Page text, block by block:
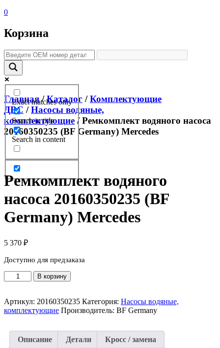
0
Корзина
Exact matches only
Search in title
Search in content
Главная/Каталог /Комплектующие
ДВС /Насосы водяные,
комплектующие / Ремкомплект водяного насоса
20160350235 (BF Germany) Mercedes
Ремкомплект водяного
насоса 20160350235 (BF
Germany) Mercedes
5 370 ₽
Доступно для предзаказа
Количество
товара
водяного
насоса
(BF
Germany)
В корзину
Артикул: 20160350235 Категория: Насосы водяные,
комплектующие Производитель: BF Germany
Описание Детали Кросс / замена